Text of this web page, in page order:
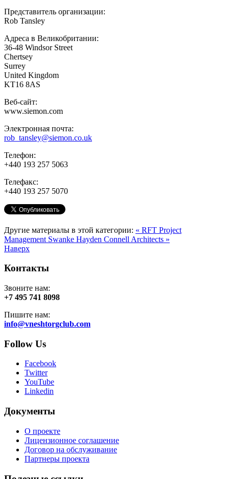
Представитель организации:
Rob Tansley
Адреса в Великобритании:
36-48 Windsor Street
Chertsey
Surrey
United Kingdom
KT16 8AS
Веб-сайт:
www.siemon.com
Электронная почта:
rob_tansley@siemon.co.uk
Телефон:
+440 193 257 5063
Телефакс:
+440 193 257 5070
Другие материалы в этой категории: « RFT Project
Management Swanke Hayden Connell Architects »
Наверх
Контакты
Звоните нам:
+7 495 741 8098
Пишите нам:
info@vneshtorgclub.com
Follow Us
Facebook
Twitter
YouTube
Linkedin
Документы
О проекте
Лицензионное соглашение
Договор на обслуживание
Партнеры проекта